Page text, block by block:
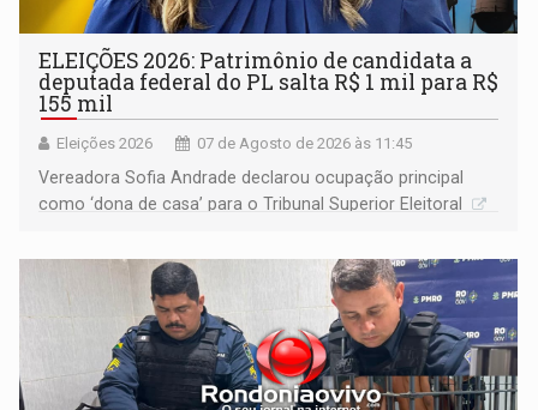
ELEIÇÕES 2026: Patrimônio de candidata a
deputada federal do PL salta R$ 1 mil para R$
155 mil
Eleições 2026 07 de Agosto de 2026 às 11:45
Vereadora Sofia Andrade declarou ocupação principal
como ‘dona de casa’ para o Tribunal Superior Eleitoral